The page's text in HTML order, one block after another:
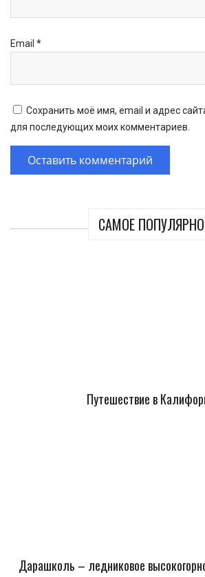
САМОЕ
Путешествие в
Дарашколь – ледниковое
Email *
Сохранить моё имя, email и адрес
для последующих моих комментариев.